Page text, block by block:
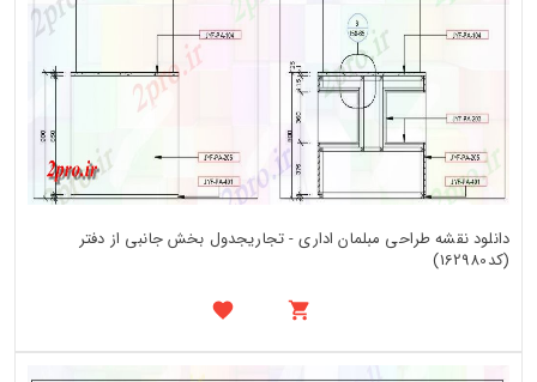
دانلود نقشه طراحی مبلمان اداری - تجاریجدول بخش جانبی از دفتر
(کد162980)